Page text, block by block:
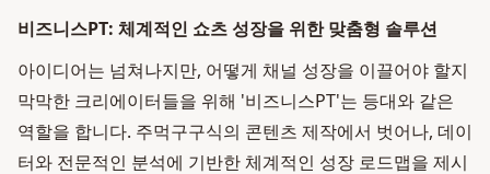
비즈니스PT: 체계적인 쇼츠 성장을 위한 맞춤형 솔루션
아이디어는 넘쳐나지만, 어떻게 채널 성장을 이끌어야 할지
막막한 크리에이터들을 위해 '비즈니스PT'는 등대와 같은
역할을 합니다. 주먹구구식의 콘텐츠 제작에서 벗어나, 데이
터와 전문적인 분석에 기반한 체계적인 성장 로드맵을 제시